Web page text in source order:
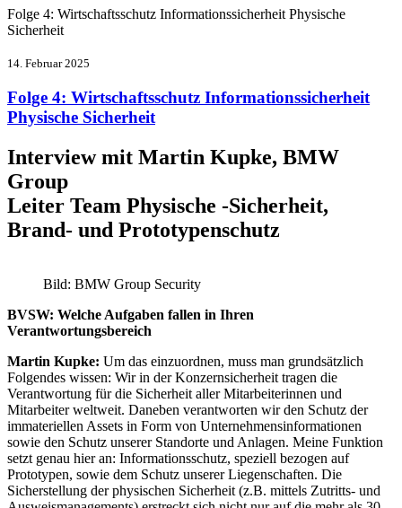
Folge 4: Wirtschaftsschutz Informationssicherheit Physische
Sicherheit
14. Februar 2025
Folge 4: Wirtschaftsschutz Informationssicherheit
Physische Sicherheit
Interview mit Martin Kupke, BMW
Group
Leiter Team Physische -Sicherheit,
Brand- und Prototypenschutz
Bild: BMW Group Security
BVSW: Welche Aufgaben fallen in Ihren
Verantwortungsbereich
Martin Kupke: Um das einzuordnen, muss man grundsätzlich
Folgendes wissen: Wir in der Konzernsicherheit tragen die
Verantwortung für die Sicherheit aller Mitarbeiterinnen und
Mitarbeiter weltweit. Daneben verantworten wir den Schutz der
immateriellen Assets in Form von Unternehmensinformationen
sowie den Schutz unserer Standorte und Anlagen. Meine Funktion
setzt genau hier an: Informationsschutz, speziell bezogen auf
Prototypen, sowie dem Schutz unserer Liegenschaften. Die
Sicherstellung der physischen Sicherheit (z.B. mittels Zutritts- und